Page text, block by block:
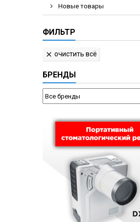
Новые товары
ФИЛЬТР
 очистить всё
БРЕНДЫ